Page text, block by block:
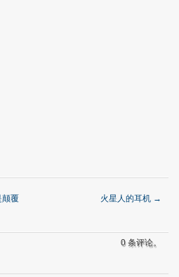
颠覆
火星人的耳机 →
0 条评论。